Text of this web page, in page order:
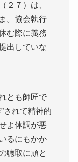
２７）は、
。協会執行
む際に義務
出していな
とも師匠で
されて精神的
よ体調が悪
るにもかか
聴取に頑と